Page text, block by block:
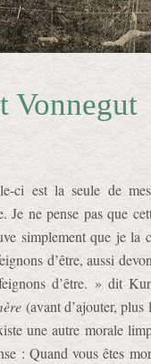
Vonnegut
ci est la seule de
Je ne pense pas que
simplement que je la
d’être, aussi
d’être. » dit
(avant d’ajouter,
une autre morale
: Quand vous êtes